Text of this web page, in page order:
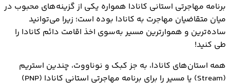
برنامه مهاجرتی استانی کانادا همواره یکی از گزینه‌های محبوب در
میان متقاضیان مهاجرت به کانادا بوده است؛ زیرا می‌توانید
ساده‌ترین و هموارترین مسیر به‌سوی اخذ اقامت دائم کانادا را
طی کنید!
همه استان‌های کانادا، به جز کبک و نوناووت، چندین استریم
(Stream) یا مسیر را برای برنامه مهاجرتی استانی کانادا (PNP)